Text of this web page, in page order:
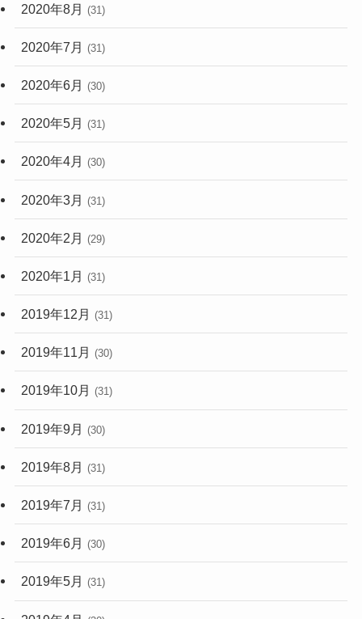
2020年8月 (31)
2020年7月 (31)
2020年6月 (30)
2020年5月 (31)
2020年4月 (30)
2020年3月 (31)
2020年2月 (29)
2020年1月 (31)
2019年12月 (31)
2019年11月 (30)
2019年10月 (31)
2019年9月 (30)
2019年8月 (31)
2019年7月 (31)
2019年6月 (30)
2019年5月 (31)